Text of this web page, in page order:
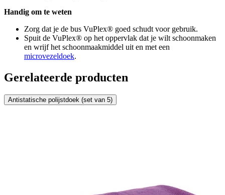
Handig om te weten
Zorg dat je de bus VuPlex® goed schudt voor gebruik.
Spuit de VuPlex® op het oppervlak dat je wilt schoonmaken
en wrijf het schoonmaakmiddel uit en met een
microvezeldoek.
Gerelateerde producten
Antistatische polijstdoek (set van 5)